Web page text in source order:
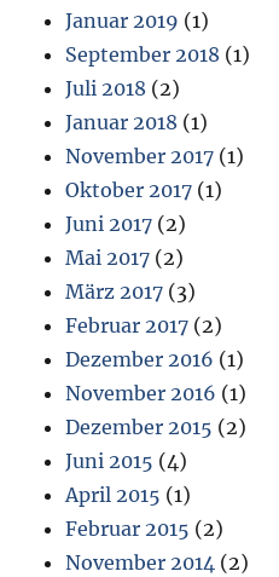
Januar 2019 (1)
September 2018 (1)
Juli 2018 (2)
Januar 2018 (1)
November 2017 (1)
Oktober 2017 (1)
Juni 2017 (2)
Mai 2017 (2)
März 2017 (3)
Februar 2017 (2)
Dezember 2016 (1)
November 2016 (1)
Dezember 2015 (2)
Juni 2015 (4)
April 2015 (1)
Februar 2015 (2)
November 2014 (2)